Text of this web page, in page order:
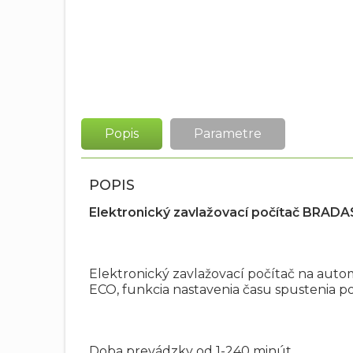
Popis Parametre
POPIS
Elektronický zavlažovací počítač
Elektronický zavlažovací počítač na
ECO, funkcia nastavenia času spustenia